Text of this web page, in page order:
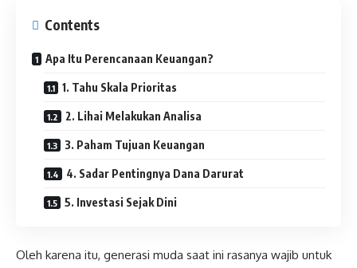
Contents
Apa Itu Perencanaan Keuangan?
1. Tahu Skala Prioritas
2. Lihai Melakukan Analisa
3. Paham Tujuan Keuangan
4. Sadar Pentingnya Dana Darurat
5. Investasi Sejak Dini
Oleh karena itu, generasi muda saat ini rasanya wajib untuk